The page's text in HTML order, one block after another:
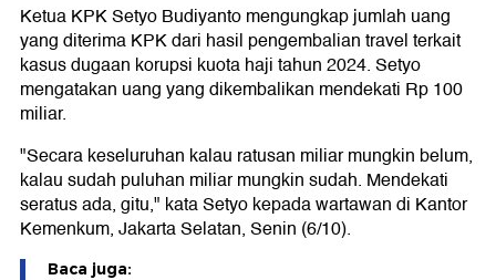
Ketua KPK Setyo Budiyanto mengungkap jumlah uang
yang diterima KPK dari hasil pengembalian travel terkait
kasus dugaan korupsi kuota haji tahun 2024. Setyo
mengatakan uang yang dikembalikan mendekati Rp 100
miliar.
"Secara keseluruhan kalau ratusan miliar mungkin belum,
kalau sudah puluhan miliar mungkin sudah. Mendekati
seratus ada, gitu," kata Setyo kepada wartawan di Kantor
Kemenkum, Jakarta Selatan, Senin (6/10).
Baca juga: